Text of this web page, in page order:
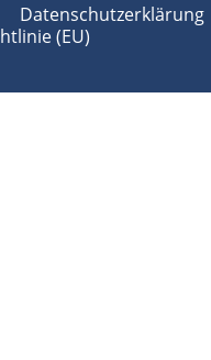
Datenschutzerklärung
(EU)